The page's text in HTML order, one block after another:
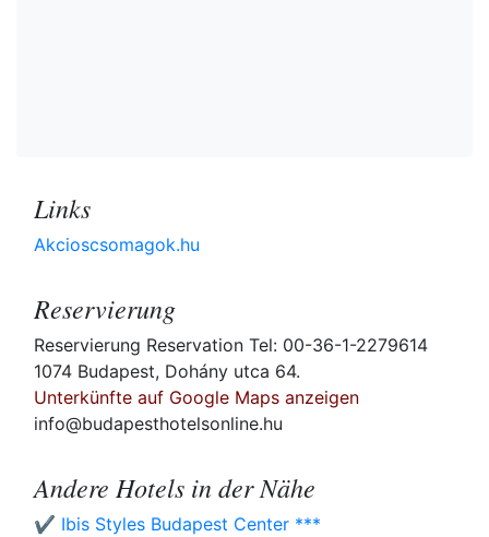
Links
Akcioscsomagok.hu
Reservierung
Reservierung Reservation Tel: 00-36-1-2279614
1074 Budapest, Dohány utca 64.
Unterkünfte auf Google Maps anzeigen
info@budapesthotelsonline.hu
Andere Hotels in der Nähe
✔️ Ibis Styles Budapest Center ***